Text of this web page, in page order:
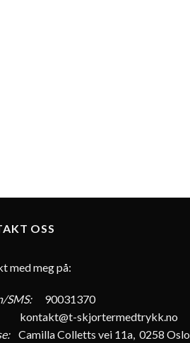
OSS
med meg på:
SMS:
90031370
kontakt@t-skjortermedtrykk.no
Camilla Colletts vei 11a, 0258 Oslo